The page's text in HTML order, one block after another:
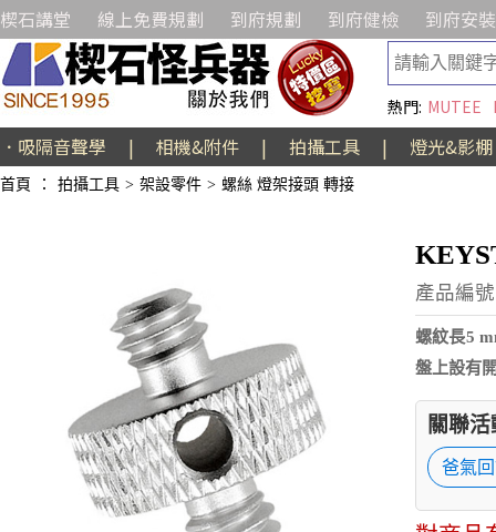
楔石講堂 線上免費規劃 到府規劃 到府健檢 到府安裝
熱門: MUTEE
．吸隔音聲學 | 相機&附件 | 拍攝工具 | 燈光&影棚
首頁 ： 拍攝工具 > 架設零件 > 螺絲 燈架接頭 轉接
產品編
螺紋長5
盤上設有
關聯
爸氣